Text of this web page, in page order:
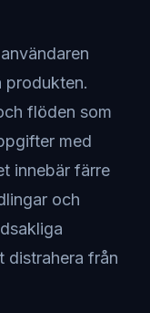
produkten.
flöden som
med
innebär färre
och
distrahera från